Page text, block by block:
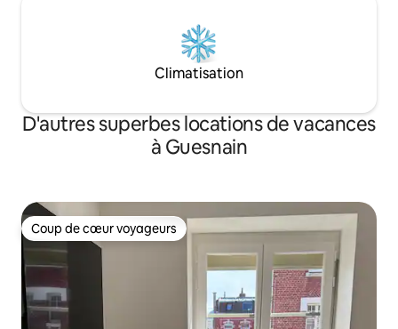
Climatisation
D'autres superbes locations de vacances
à Guesnain
Coup de cœur voyageurs
Coup de cœur voyageurs